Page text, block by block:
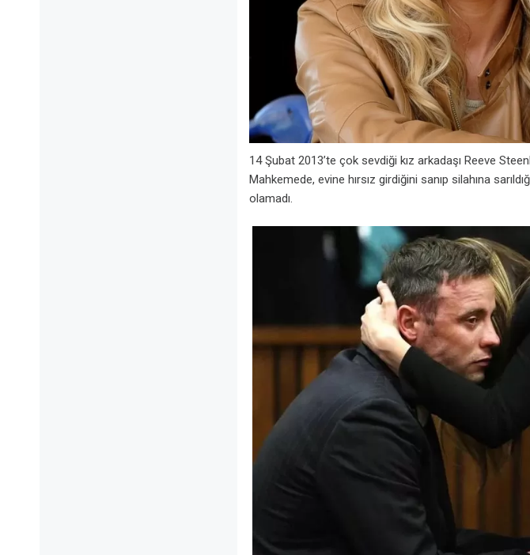
14 Şubat 2013’te çok sevdiği kız arkadaşı Reeve
Mahkemede, evine hırsız girdiğini sanıp silahına
olamadı.